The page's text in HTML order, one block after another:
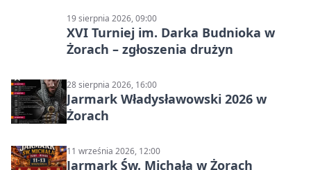
19 sierpnia 2026, 09:00
XVI Turniej im. Darka Budnioka w
Żorach – zgłoszenia drużyn
28 sierpnia 2026, 16:00
Jarmark Władysławowski 2026 w
Żorach
11 września 2026, 12:00
Jarmark Św. Michała w Żorach